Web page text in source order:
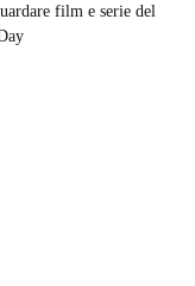
film e serie del